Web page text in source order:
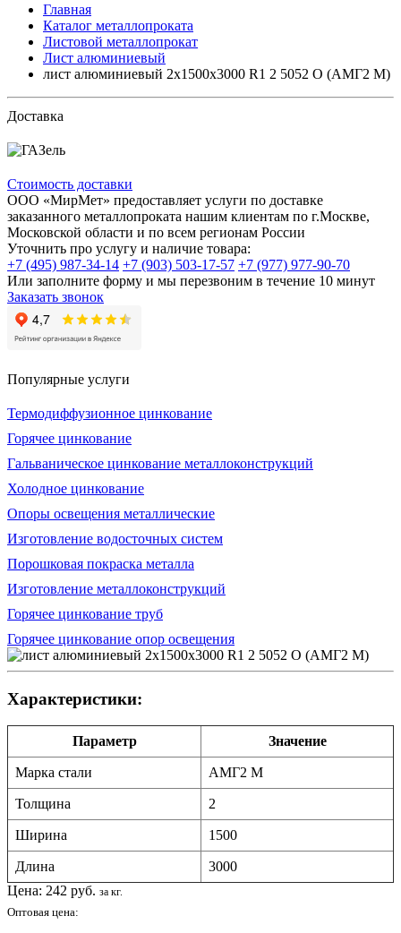
Главная
Каталог металлопроката
Листовой металлопрокат
Лист алюминиевый
лист алюминиевый 2x1500x3000 R1 2 5052 O (АМГ2 М)
Доставка
Стоимость доставки
ООО «МирМет» предоставляет услуги по доставке
заказанного металлопроката нашим клиентам по г.Москве,
Московской области и по всем регионам России
Уточнить про услугу и наличие товара:
+7 (495) 987-34-14 +7 (903) 503-17-57 +7 (977) 977-90-70
Или заполните форму и мы перезвоним в течение 10 минут
Заказать звонок
Популярные услуги
Термодиффузионное цинкование
Горячее цинкование
Гальваническое цинкование металлоконструкций
Холодное цинкование
Опоры освещения металлические
Изготовление водосточных систем
Порошковая покраска металла
Изготовление металлоконструкций
Горячее цинкование труб
Горячее цинкование опор освещения
Характеристики:
Параметр Значение
Марка стали АМГ2 М
Толщина 2
Ширина 1500
Длина
3000
Цена: 242 руб. за кг.
Оптовая цена: